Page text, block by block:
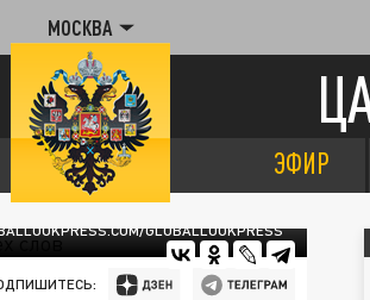
МОСКВА
ЭФИР
GLOBALLOOKPRESS